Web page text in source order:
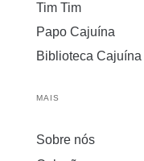
Tim Tim
Papo Cajuína
Biblioteca Cajuína
MAIS
Sobre nós